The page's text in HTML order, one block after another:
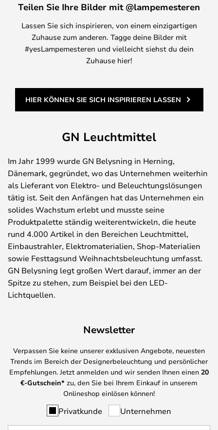
Teilen Sie Ihre Bilder mit @lampemesteren
Lassen Sie sich inspirieren, von einem einzigartigen
Zuhause zum anderen. Tagge deine Bilder mit
#yesLampemesteren und vielleicht siehst du dein
Zuhause hier!
HIER KÖNNEN SIE SICH INSPIRIEREN LASSEN
GN Leuchtmittel
Im Jahr 1999 wurde GN Belysning in Herning,
Dänemark, gegründet, wo das Unternehmen weiterhin
als Lieferant von Elektro- und Beleuchtungslösungen
tätig ist. Seit den Anfängen hat das Unternehmen ein
solides Wachstum erlebt und musste seine
Produktpalette ständig weiterentwickeln, die heute
rund 4.000 Artikel in den Bereichen Leuchtmittel,
Einbaustrahler, Elektromaterialien, Shop-Materialien
sowie Festtagsund Weihnachtsbeleuchtung umfasst.
GN Belysning legt großen Wert darauf, immer an der
Spitze zu stehen, zum Beispiel bei den LED-
Lichtquellen.
Newsletter
Verpassen Sie keine unserer exklusiven Angebote, neuesten
Trends im Bereich der Designerbeleuchtung und persönlicher
Empfehlungen. Jetzt anmelden und wir senden Ihnen einen 20
€-Gutschein* zu, den Sie bei Ihrem Einkauf in unserem
Onlineshop einlösen können!
Privatkunde Unternehmen